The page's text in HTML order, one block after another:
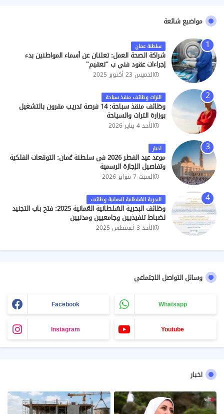
مواضيع شائعة
سلطنة عمان
شراكة الصحة العمل: تعلنان عن أسماء المواطنين بدء
إجراءات عقود فني ب "تعقيم"
الخميس 23 أكتوبر 2025
التراث وظائف منقذ سباحة
وظائف منقذ سباحة: 14 فرصة تدريب مقرون بالتشغيل
بوزارة التراث والسياحة
الأحد 4 يناير 2026
اخبار
موعد عيد الفطر 2026 في سلطنة عُمان: التوقعات الفلكية
وتفاصيل الإجازة الرسمية
السبت 7 فبراير 2026
البحرية السُلطانية العمانية وظائف
وظائف البحرية السُلطانية العُمانية 2025: فتح باب التجنيد
لضباط تنفيذيين وجامعيين ومدنيين
الأحد 3 أغسطس 2025
وسائل التواصل الاجتماعي
Facebook Whatsapp
Instagram Youtube
اخبار